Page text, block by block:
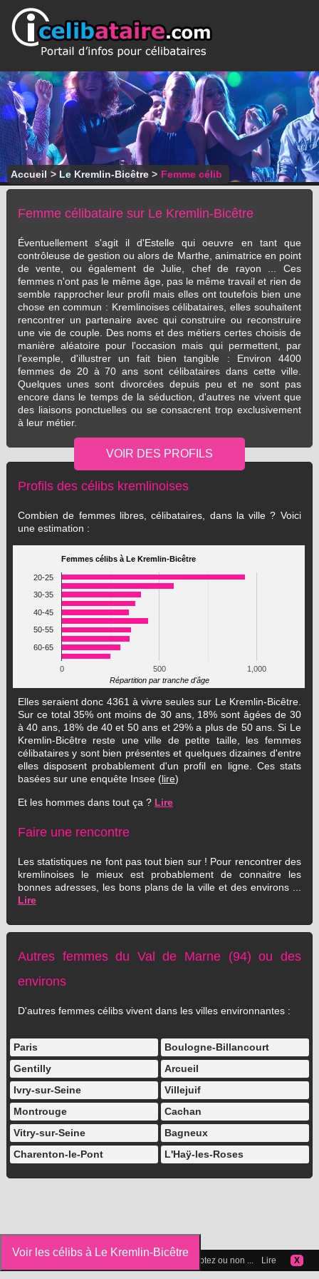
Accueil > Le Kremlin-Bicêtre> Femme célib
Femme célibataire sur Le Kremlin-Bicêtre
Éventuellement s'agit il d'Estelle qui oeuvre en tant que
contrôleuse de gestion ou alors de Marthe, animatrice en point
de vente, ou également de Julie, chef de rayon ... Ces
femmes n'ont pas le même âge, pas le même travail et rien de
semble rapprocher leur profil mais elles ont toutefois bien une
chose en commun : Kremlinoises célibataires, elles souhaitent
rencontrer un partenaire avec qui construire ou reconstruire
une vie de couple. Des noms et des métiers certes choisis de
manière aléatoire pour l'occasion mais qui permettent, par
l'exemple, d'illustrer un fait bien tangible : Environ 4400
femmes de 20 à 70 ans sont célibataires dans cette ville.
Quelques unes sont divorcées depuis peu et ne sont pas
encore dans le temps de la séduction, d'autres ne vivent que
des liaisons ponctuelles ou se consacrent trop exclusivement
à leur métier.
Profils des célibs kremlinoises
Combien de femmes libres, célibataires, dans la ville ? Voici
une estimation :
Femmes célibs à Le Kremlin-Bicêtre
0 500 1,000
20-25
30-35
40-45
50-55
60-65
Répartition par tranche d'âge
Elles seraient donc 4361 à vivre seules sur Le Kremlin-Bicêtre.
Sur ce total 35% ont moins de 30 ans, 18% sont âgées de 30
à 40 ans, 18% de 40 et 50 ans et 29% a plus de 50 ans. Si Le
Kremlin-Bicêtre reste une ville de petite taille, les femmes
célibataires y sont bien présentes et quelques dizaines d'entre
elles disposent probablement d'un profil en ligne. Ces stats
basées sur une enquête Insee (lire)
Et les hommes dans tout ça ? Lire
Faire une rencontre
Les statistiques ne font pas tout bien sur ! Pour rencontrer des
kremlinoises le mieux est probablement de connaitre les
bonnes adresses, les bons plans de la ville et des environs ...
Lire
Autres femmes du Val de Marne (94) ou des
environs
D'autres femmes célibs vivent dans les villes environnantes :
Paris
Boulogne-Billancourt
Gentilly
Arcueil
Ivry-sur-Seine
Villejuif
Montrouge
Cachan
Vitry-sur-Seine
Bagneux
Charenton-le-Pont
L'Haÿ-les-Roses
Voir les célibs à Le Kremlin-Bicêtre
Vous pouvez gérer les cookies que vous acceptez ou non ... Lire X